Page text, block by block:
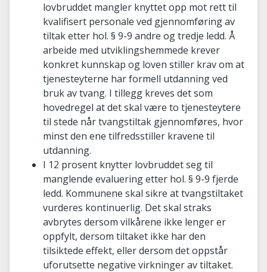
lovbruddet mangler knyttet opp mot rett til
kvalifisert personale ved gjennomføring av
tiltak etter hol. § 9-9 andre og tredje ledd. Å
arbeide med utviklingshemmede krever
konkret kunnskap og loven stiller krav om at
tjenesteyterne har formell utdanning ved
bruk av tvang. I tillegg kreves det som
hovedregel at det skal være to tjenesteytere
til stede når tvangstiltak gjennomføres, hvor
minst den ene tilfredsstiller kravene til
utdanning.
I 12 prosent knytter lovbruddet seg til
manglende evaluering etter hol. § 9-9 fjerde
ledd. Kommunene skal sikre at tvangstiltaket
vurderes kontinuerlig. Det skal straks
avbrytes dersom vilkårene ikke lenger er
oppfylt, dersom tiltaket ikke har den
tilsiktede effekt, eller dersom det oppstår
uforutsette negative virkninger av tiltaket.